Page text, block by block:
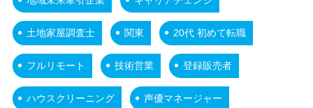
土地家屋調査士 関東 20代 初めて転職
フルリモート 技術営業 登録販売者
ハウスクリーニング 声優マネージャー